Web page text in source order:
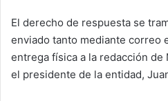
El derecho de respuesta se
enviado tanto mediante correo
entrega física a la redacción de
el presidente de la entidad,